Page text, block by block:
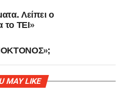
Λείπει ο
το ΤΕΙ»
MAY LIKE